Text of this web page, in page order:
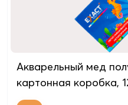
Акварельный мед
картонная коробкa,